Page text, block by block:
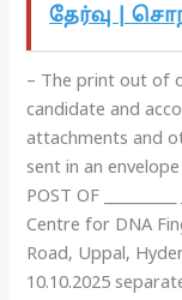
தேர்வு |
– The print out of
candidate and
attachments and
sent in an
POST OF
Centre for DNA
Road, Uppal,
10.10.2025